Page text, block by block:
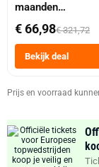
maanden
abonnement
€ 66,98€ 321,72
Bekijk deal
Prijs en voorraad